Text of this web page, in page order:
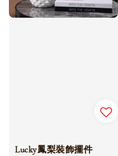
Lucky鳳梨裝飾擺件